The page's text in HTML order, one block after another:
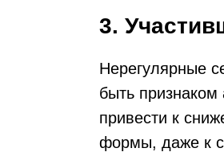
3.
Нерегулярные
быть
привести к
формы, даже к